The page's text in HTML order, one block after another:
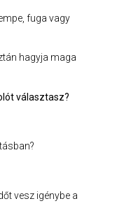
fuga vagy
hagyja maga
választasz?
vesz igénybe a